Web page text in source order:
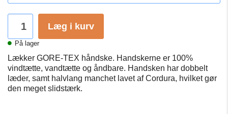
Læg i kurv
På lager
Lækker GORE-TEX håndske. Handskerne er 100%
vindtætte, vandtætte og åndbare. Handsken har dobbelt
læder, samt halvlang manchet lavet af Cordura, hvilket gør
den meget slidstærk.